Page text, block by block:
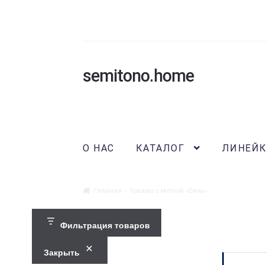
Перейти
Перейти
semitono.home
О НАС КАТАЛОГ
Фильтрация товаров
Закрыть